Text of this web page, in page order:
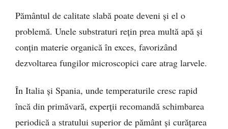
Pământul de calitate slabă poate deveni și el o
problemă. Unele substraturi rețin prea multă apă și
conțin materie organică în exces, favorizând
dezvoltarea fungilor microscopici care atrag larvele.
În Italia și Spania, unde temperaturile cresc rapid
încă din primăvară, experții recomandă schimbarea
periodică a stratului superior de pământ și curățarea